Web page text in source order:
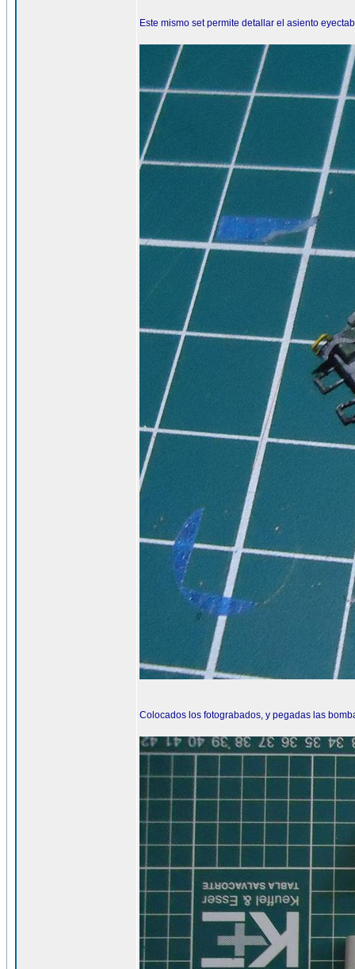
Este mismo set permite detallar el asiento
Colocados los fotograbados, y pegadas las